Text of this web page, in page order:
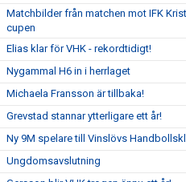
Matchbilder från matchen mot IFK
cupen
Elias klar för VHK - rekordtidigt!
Nygammal H6 in i herrlaget
Michaela Fransson är tillbaka!
Grevstad stannar ytterligare ett år!
Ny 9M spelare till Vinslövs
Ungdomsavslutning